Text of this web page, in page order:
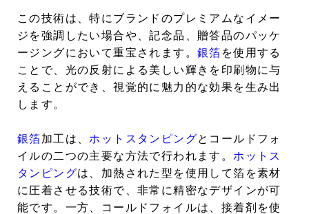
この技術は、特にブランドのプレミアムなイメー
ジを強調したい場合や、記念品、贈答品のパッケ
ージングにおいて重宝されます。 銀箔 を使用する
ことで、光の反射による美しい輝きを印刷物に与
えることができ、視覚的に魅力的な効果を生み出
します。
銀箔加工は、 ホットスタンピングとコールドフォ
イルの二つの主要な方法で行われます。 ホットス
タンピングは、加熱された型を使用して箔を素材
に圧着させる技術で、非常に精密なデザインが可
能です。一方、コールドフォイルは、接着剤を使